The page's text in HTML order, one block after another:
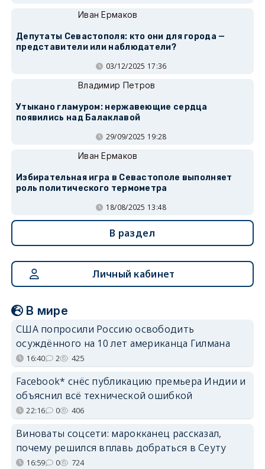
Иван Ермаков
Депутаты Севастополя: кто они для города —
представители или наблюдатели?
03/12/2025 17:36
Владимир Петров
Утыкано гламуром: нержавеющие сердца
появились над Балаклавой
29/09/2025 19:28
Иван Ермаков
Избирательная игра в Севастополе выполняет
роль политического термометра
18/08/2025 13:48
В раздел
Личный кабинет
В мире
США попросили Россию освободить
осуждённого на 10 лет американца Гилмана
16:40 2 425
Facebook* снёс публикацию премьера Индии и
объяснил всё технической ошибкой
22:16 0 406
Виноваты соцсети: марокканец рассказал,
почему решился вплавь добраться в Сеуту
16:59 0 724